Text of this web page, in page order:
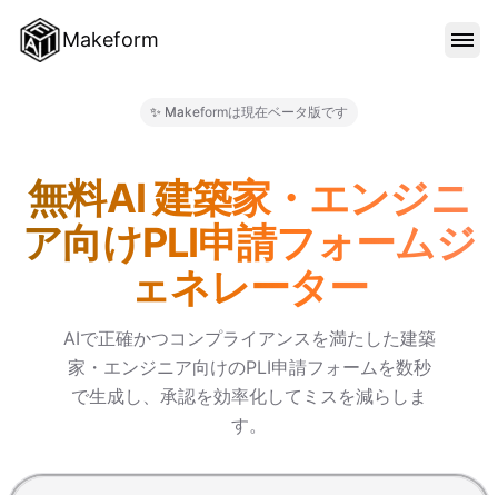
Makeform
ブログ
料金
✨ Makeformは現在ベータ版です
無料AI 建築家・エンジニ
ア向けPLI申請フォームジ
ェネレーター
AIで正確かつコンプライアンスを満たした建築
家・エンジニア向けのPLI申請フォームを数秒
で生成し、承認を効率化してミスを減らしま
す。